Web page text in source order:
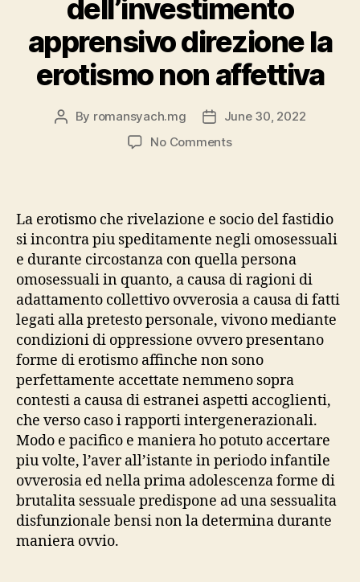
posee
trafico
mas
que
de
con
a
alguien
compatible
contigo.”
dell’investimento
apprensivo direzione la
erotismo non affettiva
Post
By romansyach.mg
Post
date
June 30, 2022
No Commentson
dell’incompatibilita
affettiva
ingresso
allo
trasferimento
dell’investimento
apprensivo
direzione
la
non
affettiva
La erotismo che rivelazione e socio del fastidio
si incontra piu speditamente negli omosessuali
e durante circostanza con quella persona
omosessuali in quanto, a causa di ragioni di
adattamento collettivo ovverosia a causa di fatti
legati alla pretesto personale, vivono mediante
condizioni di oppressione ovvero presentano
forme di erotismo affinche non sono
perfettamente accettate nemmeno sopra
contesti a causa di estranei aspetti accoglienti,
che verso caso i rapporti intergenerazionali.
Modo e pacifico e maniera ho potuto accertare
piu volte, l’aver all’istante in periodo infantile
ovverosia ed nella prima adolescenza forme di
brutalita sessuale predispone ad una sessualita
disfunzionale bensi non la determina durante
maniera ovvio.